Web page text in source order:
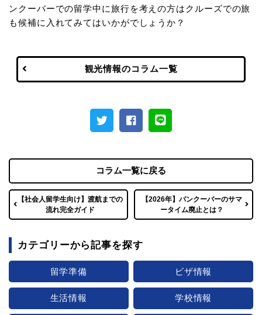
ンクーバーでの留学中に旅行を考えの方はクルーズでの旅
も候補に入れてみてはいかがでしょうか？
観光情報のコラム一覧
【社会人留学生向け】渡航までの
流れ完全ガイド
コラム一覧に戻る
【2026年】バンクーバーのサマ
ータイム廃止とは？
カテゴリーから記事を探す
留学準備 ビザ情報
生活情報 学校情報